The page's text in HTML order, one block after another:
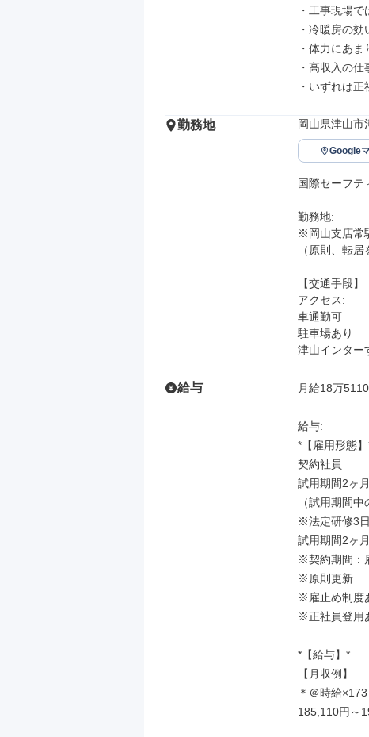
・工事現場
・冷暖房の
・体力にあ
・高収入の
・いずれは
勤務地 岡山県津山市
Google
国際セーフテ
勤務地:
※岡山支店常
（原則、転
【交通手段】
アクセス:
車通勤可
駐車場あり
津山インター
給与 月給18万
給与:
*【雇用形態
契約社員
試用期間2ヶ月
（試用期間
※法定研修3
試用期間2ヶ
※契約期間：
※原則更新
※雇止め制度
※正社員登用
*【給与】*
【月収例】
＊＠時給
185,110円～